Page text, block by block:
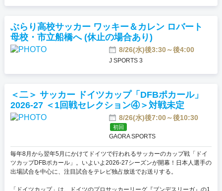
ぶらり高校サッカー ワッキー＆カレン ロバート
母校・市立船橋へ (休止の場合あり)
8/26(水)後3:30～後4:00
J SPORTS 3
＜二＞ サッカー ドイツカップ「DFBポカール」
2026-27 ＜1回戦セレクション④＞対戦未定
8/26(水)後7:00～後10:30
初回
GAORA SPORTS
毎年8月から翌年5月にかけてドイツで行われるサッカーのカップ戦「ドイ
ツカップDFBポカール」。いよいよ2026-27シーズンが開幕！日本人選手の
出場試合を中心に、注目試合をテレビ独占放送でお送りする。
「ドイツカップ」は、ドイツのプロサッカーリーグ『ブンデスリーガ』の1